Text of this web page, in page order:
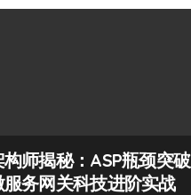
构师揭秘：ASP瓶颈突破
务网关科技进阶实战